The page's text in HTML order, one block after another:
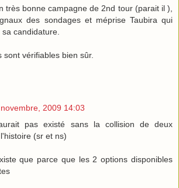
très bonne campagne de 2nd tour (parait il ),
des sondages et méprise Taubira qui
candidature.
sont vérifiables bien sûr.
2009 14:03
pas existé sans la collision de deux
(sr et ns)
que parce que les 2 options disponibles